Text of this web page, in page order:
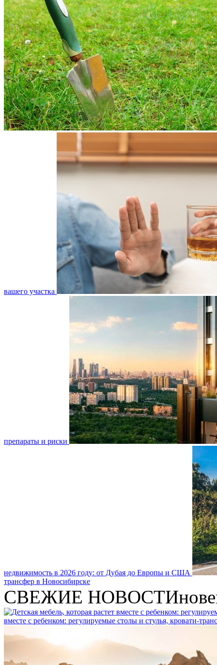
вашего участка
препараты и риски
недвижимость в 2026 году: от Дубая до Европы и США
трансфер в Новосибирске
СВЕЖИЕ НОВОСТИ
вместе с ребенком: регулируемые столы и стулья, кровати-